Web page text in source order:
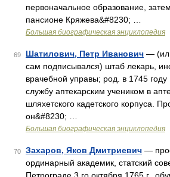
первоначальное образование,
пансионе Кряжева&#8230; …
Большая биографическая энциклопедия
69 Шатилович, Петр Иванович —
сам подписывался) штаб лекарь,
врачебной управы; род. в 1745 году
службу аптекарским учеником в
шляхетского кадетского корпуса.
он&#8230; …
Большая биографическая энциклопедия
70 Захаров, Яков Дмитриевич —
ординарный академик, статский